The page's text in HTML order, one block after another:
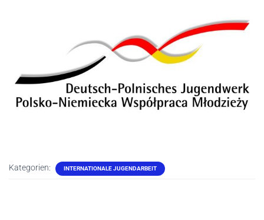
Kategorien: INTERNATIONALE JUGENDARBEIT